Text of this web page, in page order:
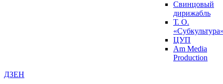
Свинцовый
дирижабль
Т. О.
ЦУП
Am Media
Production
ДЗЕН